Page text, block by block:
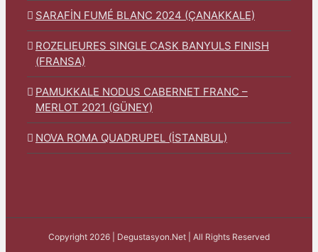
SARAFİN FUMÉ BLANC 2024 (ÇANAKKALE)
ROZELIEURES SINGLE CASK BANYULS FINISH
(FRANSA)
PAMUKKALE NODUS CABERNET FRANC –
MERLOT 2021 (GÜNEY)
NOVA ROMA QUADRUPEL (İSTANBUL)
Copyright 2026 | Degustasyon.Net | All Rights Reserved